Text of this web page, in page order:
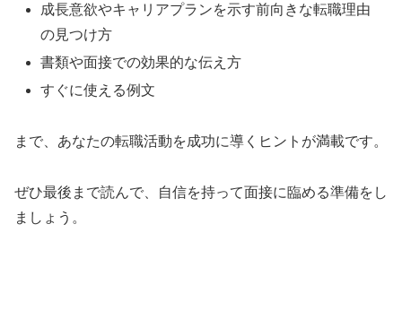
成長意欲やキャリアプランを示す前向きな転職理由
の見つけ方
書類や面接での効果的な伝え方
すぐに使える例文
まで、あなたの転職活動を成功に導くヒントが満載です。
ぜひ最後まで読んで、自信を持って面接に臨める準備をし
ましょう。